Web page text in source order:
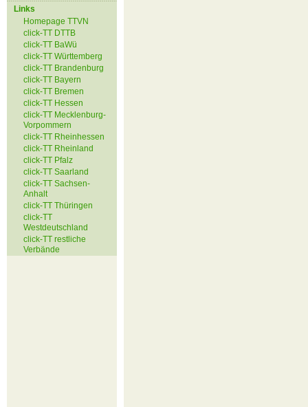
Links
Homepage TTVN
click-TT DTTB
click-TT BaWü
click-TT Württemberg
click-TT Brandenburg
click-TT Bayern
click-TT Bremen
click-TT Hessen
click-TT Mecklenburg-
Vorpommern
click-TT Rheinhessen
click-TT Rheinland
click-TT Pfalz
click-TT Saarland
click-TT Sachsen-
Anhalt
click-TT Thüringen
click-TT
Westdeutschland
click-TT restliche
Verbände